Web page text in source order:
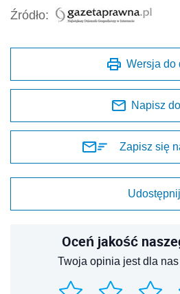
Źródło:
Wersja do
Napisz
Zapisz się
Udostępnij
Oceń jakość
Twoja opinia jest dla